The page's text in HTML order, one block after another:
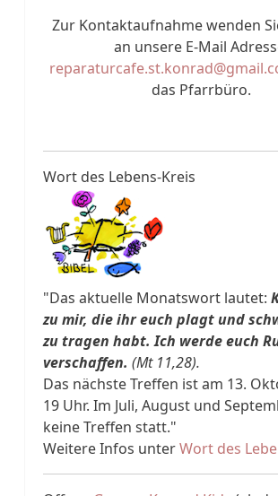
Zur Kontaktaufnahme wenden
an unsere E-Mail
das Pfarrbüro.
Wort des Lebens-Kreis
"Das aktuelle Monatswort lautet:
zu mir, die ihr euch plagt und
zu tragen habt. Ich werde euch
verschaffen. (Mt 11,28).
Das nächste Treffen ist am 13.
19 Uhr. Im Juli, August und
keine Treffen statt."
Weitere Infos unterWort des